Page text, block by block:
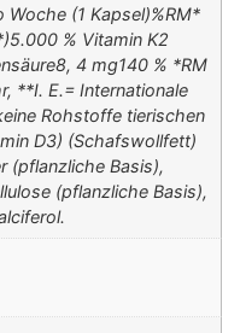
Woche (1 Kapsel)%RM*
% Vitamin K2
4 mg140 % *RM
**I. E.= Internationale
Rohstoffe tierischen
D3) (Schafswollfett)
(pflanzliche Basis),
(pflanzliche Basis),